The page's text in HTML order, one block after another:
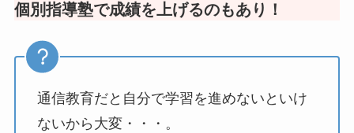
個別指導塾で成績を上げるのもあり！
通信教育だと自分で学習を進めないといけ
ないから大変・・・。